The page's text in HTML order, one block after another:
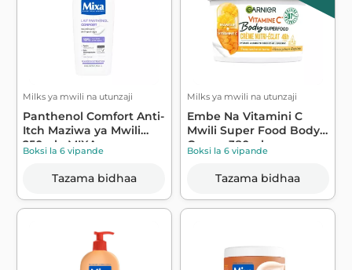
Milks ya mwili na utunzaji
Panthenol Comfort Anti-
Itch Maziwa ya Mwili
250ml - MIXA
Boksi la 6 vipande
Tazama bidhaa
Milks ya mwili na utunzaji
Embe Na Vitamini C
Mwili Super Food Body
Cream 380ml ...
Boksi la 6 vipande
Tazama bidhaa